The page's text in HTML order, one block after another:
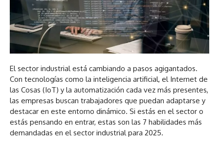
El sector industrial está cambiando a pasos agigantados.
Con tecnologías como la inteligencia artificial, el Internet de
las Cosas (IoT) y la automatización cada vez más presentes,
las empresas buscan trabajadores que puedan adaptarse y
destacar en este entorno dinámico. Si estás en el sector o
estás pensando en entrar, estas son las 7 habilidades más
demandadas en el sector industrial para 2025.